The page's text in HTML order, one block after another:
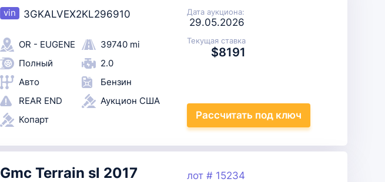
3GKALVEX2KL296910
OR - EUGENE
39740 mi
Полный
2.0
Авто
Бензин
REAR END
Аукцион США
Копарт
Дата аукциона:
29.05.2026
Текущая ставка
$8191
Рассчитать под ключ
Gmc Terrain sl 2017 лот # 15234